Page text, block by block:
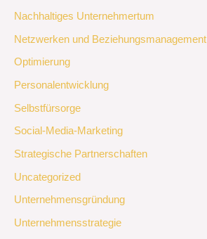
Nachhaltiges Unternehmertum
Netzwerken und Beziehungsmanagement
Optimierung
Personalentwicklung
Selbstfürsorge
Social-Media-Marketing
Strategische Partnerschaften
Uncategorized
Unternehmensgründung
Unternehmensstrategie